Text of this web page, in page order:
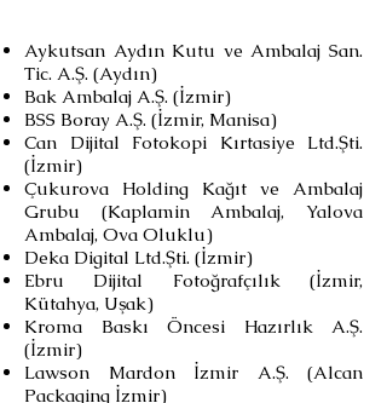
Aykutsan Aydın Kutu ve Ambalaj San.
Tic. A.Ş. (Aydın)
Bak Ambalaj A.Ş. (İzmir)
BSS Boray A.Ş. (İzmir, Manisa)
Can Dijital Fotokopi Kırtasiye Ltd.Şti.
(İzmir)
Çukurova Holding Kağıt ve Ambalaj
Grubu (Kaplamin Ambalaj, Yalova
Ambalaj, Ova Oluklu)
Deka Digital Ltd.Şti. (İzmir)
Ebru Dijital Fotoğrafçılık (İzmir,
Kütahya, Uşak)
Kroma Baskı Öncesi Hazırlık A.Ş.
(İzmir)
Lawson Mardon İzmir A.Ş. (Alcan
Packaging İzmir)